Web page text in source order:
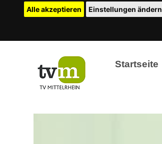
Alle akzeptieren Einstellungen ändern
Startseite